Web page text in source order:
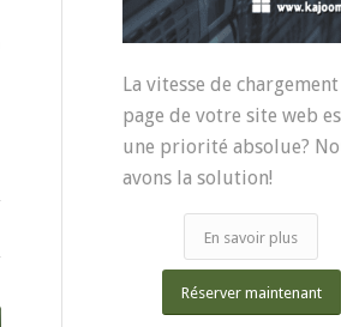
La vitesse de
page de votre site web
une priorité absolue?
avons la solution!
En savoir plus
Réserver maintenant